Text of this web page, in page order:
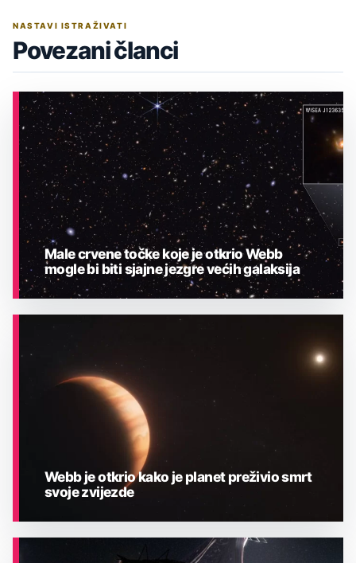
NASTAVI ISTRAŽIVATI
Povezani članci
Male crvene točke koje je otkrio Webb
mogle bi biti sjajne jezgre većih galaksija
ASTRONOMIJA
Webb je otkrio kako je planet preživio smrt
svoje zvijezde